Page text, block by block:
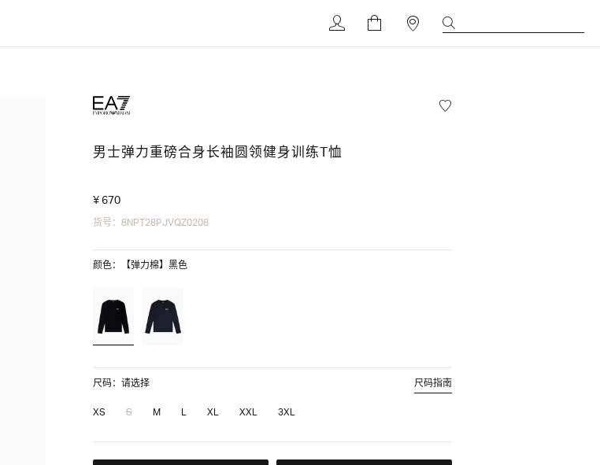
男士弹力重磅合身长袖圆领健身训练T恤
¥ 670
货号：8NPT28PJVQZ0208
颜色：【弹力棉】黑色
尺码：请选择
尺码指南
XS
S M L XL XXL 3XL